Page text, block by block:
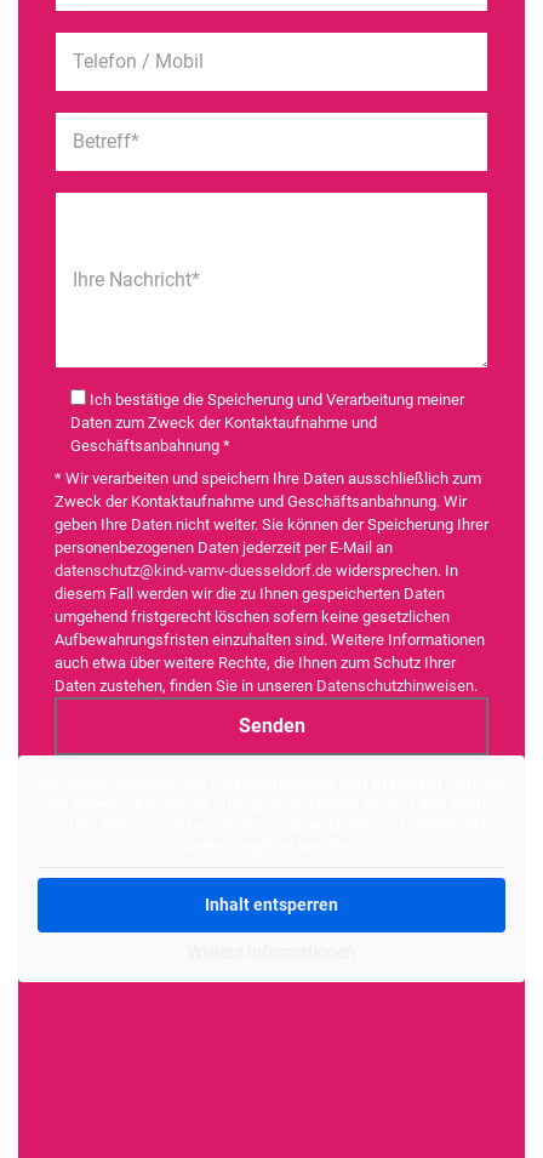
Telefon / Mobil
Betreff*
Ihre Nachricht*
Ich bestätige die Speicherung und Verarbeitung meiner
Daten zum Zweck der Kontaktaufnahme und
Geschäftsanbahnung *
* Wir verarbeiten und speichern Ihre Daten ausschließlich zum
Zweck der Kontaktaufnahme und Geschäftsanbahnung. Wir
geben Ihre Daten nicht weiter. Sie können der Speicherung Ihrer
personenbezogenen Daten jederzeit per E-Mail an
datenschutz@kind-vamv-duesseldorf.de widersprechen. In
diesem Fall werden wir die zu Ihnen gespeicherten Daten
umgehend fristgerecht löschen sofern keine gesetzlichen
Aufbewahrungsfristen einzuhalten sind. Weitere Informationen
auch etwa über weitere Rechte, die Ihnen zum Schutz Ihrer
Daten zustehen, finden Sie in unseren Datenschutzhinweisen.
Inhalt entsperren